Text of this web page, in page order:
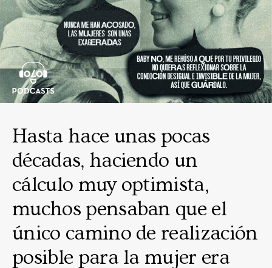
Hasta hace unas pocas
décadas, haciendo un
cálculo muy optimista,
muchos pensaban que el
único camino de realización
posible para la mujer era